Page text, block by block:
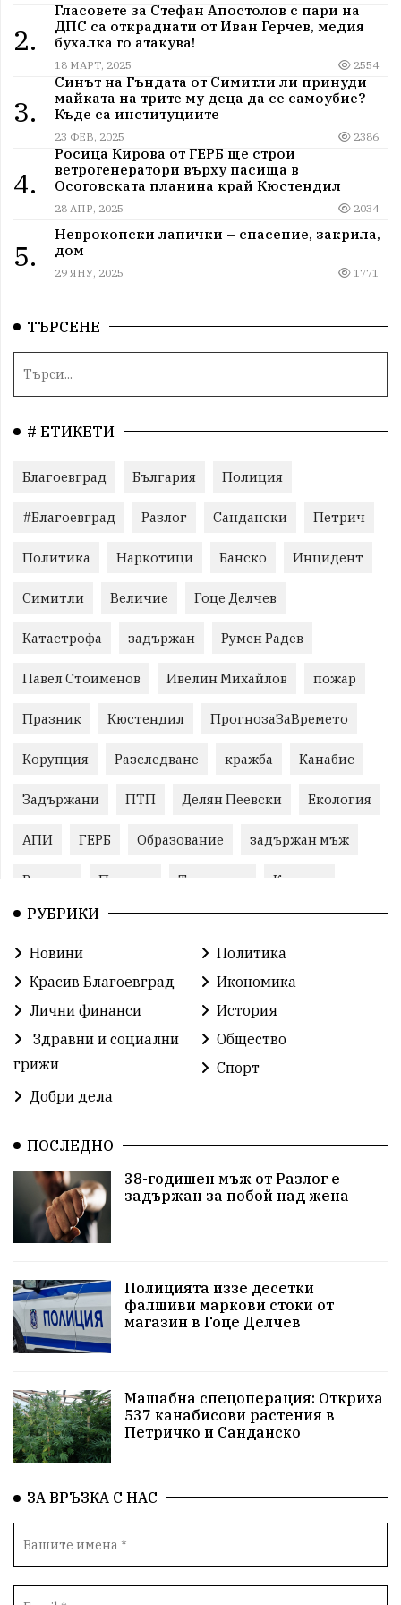
2.
Гласовете за Стефан Апостолов с пари на
ДПС са откраднати от Иван Герчев, медия
бухалка го атакува!
18 МАРТ, 2025 2554
3.
Синът на Гъндата от Симитли ли принуди
майката на трите му деца да се самоубие?
Къде са институциите
23 ФЕВ, 2025 2386
4.
Росица Кирова от ГЕРБ ще строи
ветрогенератори върху пасища в
Осоговската планина край Кюстендил
28 АПР, 2025 2034
5.
Неврокопски лапички – спасение, закрила,
дом
29 ЯНУ, 2025 1771
ТЪРСЕНЕ
# ЕТИКЕТИ
Благоевград България Полиция
#Благоевград Разлог Сандански Петрич
Политика Наркотици Банско Инцидент
Симитли Величие Гоце Делчев
Катастрофа задържан Румен Радев
Павел Стоименов Ивелин Михайлов пожар
Празник Кюстендил ПрогнозаЗаВремето
Корупция Разследване кражба Канабис
Задържани ПТП Делян Пеевски Екология
АПИ ГЕРБ Образование задържан мъж
Ремонт Пожари Традиции Култура
Илияна Йотова
Бойко Борисов Методи Байкушев
Прокуратура
Избори Икономика побой алкохол
Общински съвет
Красива България АМ Струма Белица
РСПБЗН Красивите медии
досъдебно производство Добро дело
Благотворителност Апостол Апостолов
домашно насилие Пътна безопасност ГДБОП
Проверки здравеопазване Росен Желязков
БАБХ Фестивал Андрей Гюров
Инфраструктура Протести инциденти
РУБРИКИ
Новини
Политика
Красив Благоевград
Икономика
Лични финанси
История
Здравни и социални
грижи
Общество
Спорт
Добри дела
ПОСЛЕДНО
38-годишен мъж от Разлог е
задържан за побой над жена
Полицията иззе десетки
фалшиви маркови стоки от
магазин в Гоце Делчев
Мащабна спецоперация: Откриха
537 канабисови растения в
Петричко и Санданско
ЗА ВРЪЗКА С НАС